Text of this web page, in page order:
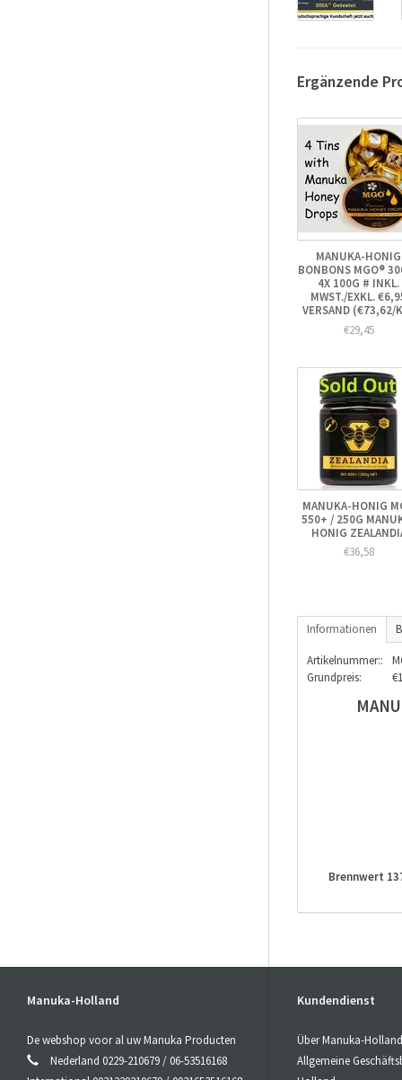
Ergänzende
MANUKA-HONIG
BONBONS MGO®
4X 100G # INKL.
MWST./EXKL.
VERSAND (€73,62/
€29,45
MANUKA-HONIG
550+ / 250G
HONIG
€36,58
Informationen
Artikelnummer::
Grundpreis:
Brennwert
Manuka-Holland
De webshop voor al uw Manuka Producten
Nederland 0229-210679 / 06-53516168
Kundendienst
Über Manuka-Holland
Allgemeine